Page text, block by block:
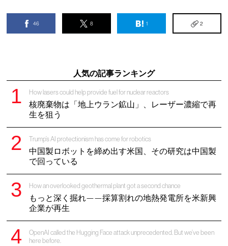
46 8 1 2
人気の記事ランキング
How lasers could help provide fuel for nuclear reactors
核廃棄物は「地上ウラン鉱山」、レーザー濃縮で再
生を狙う
Trump’s AI protectionism has come for robotics
中国製ロボットを締め出す米国、その研究は中国製
で回っている
How an overlooked geothermal plant got a second chance
もっと深く掘れ——採算割れの地熱発電所を米新興
企業が再生
OpenAI called the Hugging Face attack unprecedented. But we’ve been
here before.